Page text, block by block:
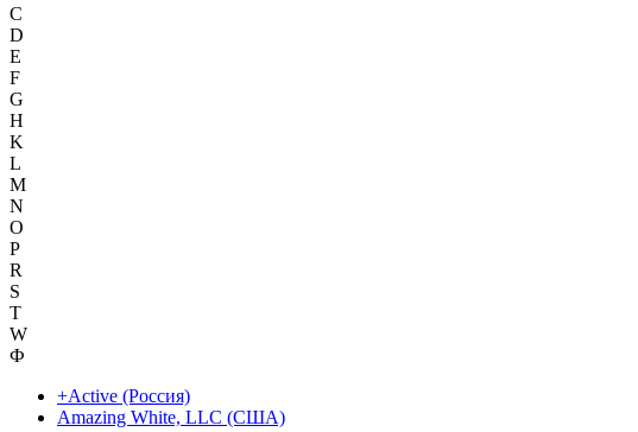
C
D
E
F
G
H
K
L
M
N
O
P
R
S
T
W
Ф
+Active (Россия)
Amazing White, LLC (США)